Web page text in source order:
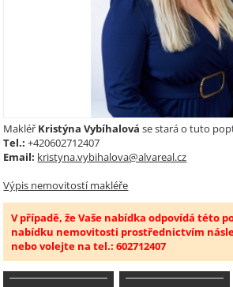
Makléř Kristýna Vybíhalová se stará o tuto
Tel.: +420602712407
Email: kristyna.vybihalova@alvareal.cz
Výpis nemovitostí makléře
V případě, že Vaše nabídka odpovídá této
nabídku nemovitosti prostřednictvím
nebo volejte na tel.: 602712407